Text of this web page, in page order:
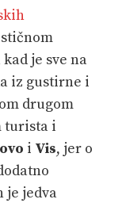
je sve na
iz gustirne i
drugom
turista i
i Vis, jer o
je jedva